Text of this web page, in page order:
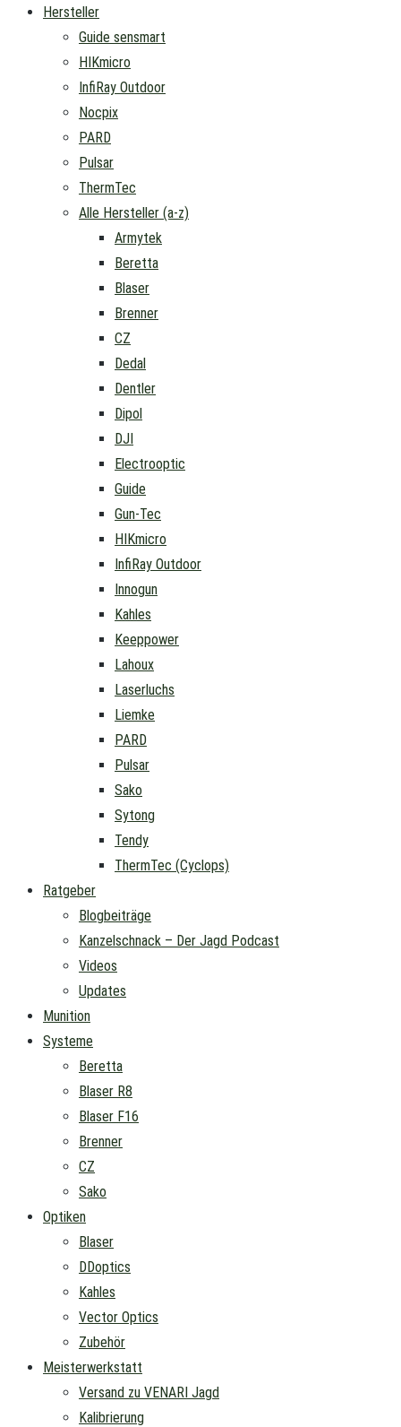
Hersteller
Guide sensmart
HIKmicro
InfiRay Outdoor
Nocpix
PARD
Pulsar
ThermTec
Alle Hersteller (a-z)
Armytek
Beretta
Blaser
Brenner
CZ
Dedal
Dentler
Dipol
DJI
Electrooptic
Guide
Gun-Tec
HIKmicro
InfiRay Outdoor
Innogun
Kahles
Keeppower
Lahoux
Laserluchs
Liemke
PARD
Pulsar
Sako
Sytong
Tendy
ThermTec (Cyclops)
Ratgeber
Blogbeiträge
Kanzelschnack – Der Jagd Podcast
Videos
Updates
Munition
Systeme
Beretta
Blaser R8
Blaser F16
Brenner
CZ
Sako
Optiken
Blaser
DDoptics
Kahles
Vector Optics
Zubehör
Meisterwerkstatt
Versand zu VENARI Jagd
Kalibrierung